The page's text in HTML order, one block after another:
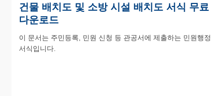
건물 배치도 및 소방 시설 배치도 서식 무료
다운로드
이 문서는 주민등록, 민원 신청 등 관공서에 제출하는 민원행정
서식입니다.